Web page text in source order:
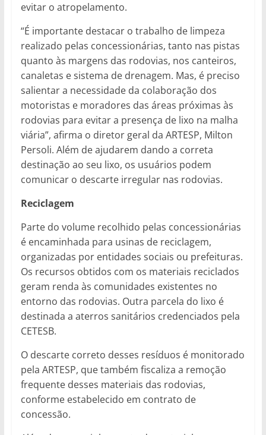
evitar o atropelamento.
“É importante destacar o trabalho de limpeza
realizado pelas concessionárias, tanto nas pistas
quanto às margens das rodovias, nos canteiros,
canaletas e sistema de drenagem. Mas, é preciso
salientar a necessidade da colaboração dos
motoristas e moradores das áreas próximas às
rodovias para evitar a presença de lixo na malha
viária”, afirma o diretor geral da ARTESP, Milton
Persoli. Além de ajudarem dando a correta
destinação ao seu lixo, os usuários podem
comunicar o descarte irregular nas rodovias.
Reciclagem
Parte do volume recolhido pelas concessionárias
é encaminhada para usinas de reciclagem,
organizadas por entidades sociais ou prefeituras.
Os recursos obtidos com os materiais reciclados
geram renda às comunidades existentes no
entorno das rodovias. Outra parcela do lixo é
destinada a aterros sanitários credenciados pela
CETESB.
O descarte correto desses resíduos é monitorado
pela ARTESP, que também fiscaliza a remoção
frequente desses materiais das rodovias,
conforme estabelecido em contrato de
concessão.